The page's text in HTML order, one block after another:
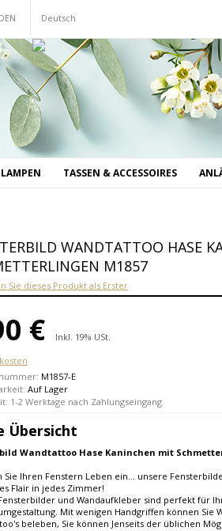
Deutsch
LAMPEN TASSEN & ACCESSOIRES
WANDTATTOO HASE
M1857
Sie dieses Produkt als Erster
€
Inkl. 19% USt.
M1857-E
Auf Lager
1-2 Werktage nach Zahlungseingang
Übersicht
Wandtattoo Hase Kaninchen mit
Sie Ihren Fenstern Leben ein... unsere
Flair in jedes Zimmer!
und Wandaufkleber sind perfekt für
Mit wenigen Handgriffen können Sie
beleben, Sie können Jenseits der üblichen